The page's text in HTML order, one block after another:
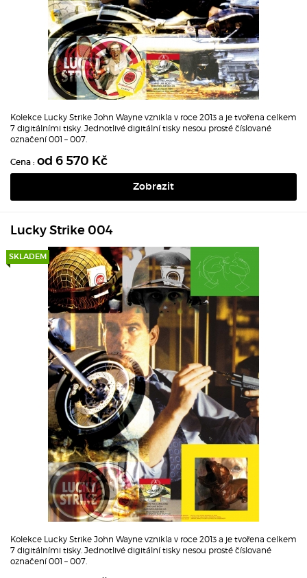
Kolekce Lucky Strike John Wayne vznikla v roce 2013 a je tvořena celkem
7 digitálními tisky. Jednotlivé digitální tisky nesou prosté číslované
označení 001 – 007.
Cena : od 6 570 Kč
Zobrazit
Lucky Strike 004
SKLADEM
Kolekce Lucky Strike John Wayne vznikla v roce 2013 a je tvořena celkem
7 digitálními tisky. Jednotlivé digitální tisky nesou prosté číslované
označení 001 – 007.